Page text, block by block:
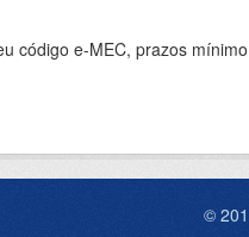
código e-MEC, prazos
©